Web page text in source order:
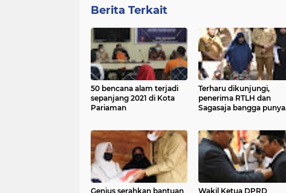
Berita Terkait
50 bencana alam terjadi
sepanjang 2021 di Kota
Pariaman
Terharu dikunjungi,
penerima RTLH dan
Sagasaja bangga punya
Genius serahkan bantuan Wakil Ketua DPRD